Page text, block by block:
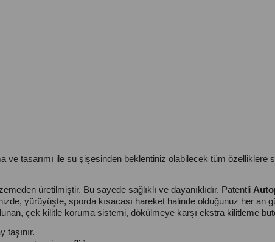
tasarımı ile su şişesinden beklentiniz olabilecek tüm özelliklere
üretilmiştir. Bu sayede sağlıklı ve dayanıklıdır. Patentli
yürüyüşte, sporda kısacası hareket halinde olduğunuz her an
çek kilitle koruma sistemi, dökülmeye karşı ekstra kilitleme
taşınır.